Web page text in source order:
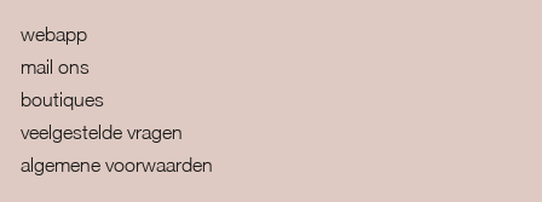
webapp
mail ons
boutiques
veelgestelde vragen
algemene voorwaarden